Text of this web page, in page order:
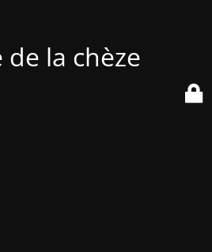
de la chèze